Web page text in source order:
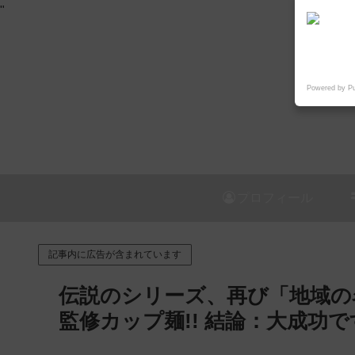
"
記事内に広告が含まれています
伝説のシリーズ、再び「地域
監修カップ麺!! 結論：大成功で
Powered by